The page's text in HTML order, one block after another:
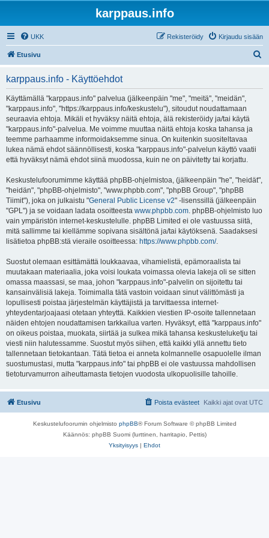
karppaus.info
UKK Kirjaudu sisään
Rekisteröidy
Etusivu
karppaus.info - Käyttöehdot
Käyttämällä "karppaus.info" palvelua (jälkeenpäin "me", "meitä", "meidän",
"karppaus.info", "https://karppaus.info/keskustelu"), sitoudut noudattamaan
seuraavia ehtoja. Mikäli et hyväksy näitä ehtoja, älä rekisteröidy ja/tai käytä
"karppaus.info"-palvelua. Me voimme muuttaa näitä ehtoja koska tahansa ja
teemme parhaamme informoidaksemme sinua. On kuitenkin suositeltavaa
lukea nämä ehdot säännöllisesti, koska "karppaus.info"-palvelun käyttö vaatii
että hyväksyt nämä ehdot siinä muodossa, kuin ne on päivitetty tai korjattu.
Keskustelufoorumimme käyttää phpBB-ohjelmistoa, (jälkeenpäin "he", "heidät",
"heidän", "phpBB-ohjelmisto", "www.phpbb.com", "phpBB Group", "phpBB
Tiimit"), joka on julkaistu "General Public License v2" -lisenssillä (jälkeenpäin
"GPL") ja se voidaan ladata osoitteesta www.phpbb.com. phpBB-ohjelmisto luo
vain ympäristön internet-keskustelulle. phpBB Limited ei ole vastuussa siitä,
mitä sallimme tai kiellämme sopivana sisältönä ja/tai käytöksenä. Saadaksesi
lisätietoa phpBB:stä vieraile osoitteessa: https://www.phpbb.com/.
Suostut olemaan esittämättä loukkaavaa, vihamielistä, epämoraalista tai
muutakaan materiaalia, joka voisi loukata voimassa olevia lakeja oli se sitten
omassa maassasi, se maa, johon "karppaus.info"-palvelin on sijoitettu tai
kansainvälisiä lakeja. Toimimalla tätä vastoin voidaan sinut välittömästi ja
lopullisesti poistaa järjestelmän käyttäjistä ja tarvittaessa internet-
yhteydentarjoajaasi otetaan yhteyttä. Kaikkien viestien IP-osoite tallennetaan
näiden ehtojen noudattamisen tarkkailua varten. Hyväksyt, että "karppaus.info"
on oikeus poistaa, muokata, siirtää ja sulkea mikä tahansa keskusteluketju tai
viesti niin halutessamme. Suostut myös siihen, että kaikki yllä annettu tieto
tallennetaan tietokantaan. Tätä tietoa ei anneta kolmannelle osapuolelle ilman
suostumustasi, mutta "karppaus.info" tai phpBB ei ole vastuussa mahdollisen
tietoturvamurron aiheuttamasta tietojen vuodosta ulkopuolisille tahoille.
Etusivu Kaikki ajat ovat UTC
Poista evästeet
Keskustelufoorumin ohjelmisto phpBB® Forum Software © phpBB Limited
Käännös: phpBB Suomi (lurttinen, harritapio, Pettis)
Yksityisyys | Ehdot